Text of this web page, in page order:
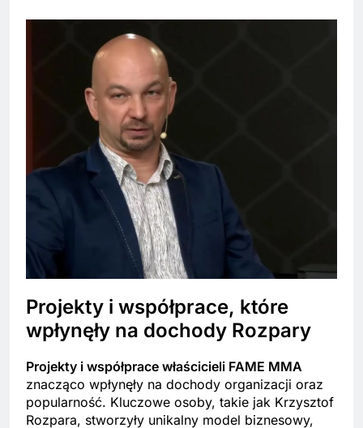
Projekty i współprace, które
wpłynęły na dochody Rozpary
Projekty i współprace właścicieli FAME MMA
znacząco wpłynęły na dochody organizacji oraz
popularność. Kluczowe osoby, takie jak Krzysztof
Rozpara, stworzyły unikalny model biznesowy,